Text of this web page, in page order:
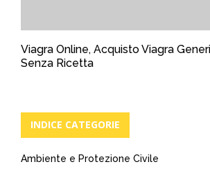
Viagra Online, Acquisto Viagra
Senza Ricetta
INDICE CATEGORIE
Ambiente e Protezione Civile